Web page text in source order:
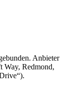
Anbieter
Way, Redmond,